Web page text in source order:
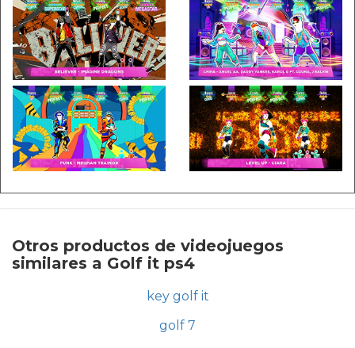
Otros productos de videojuegos
similares a Golf it ps4
key golf it
golf 7